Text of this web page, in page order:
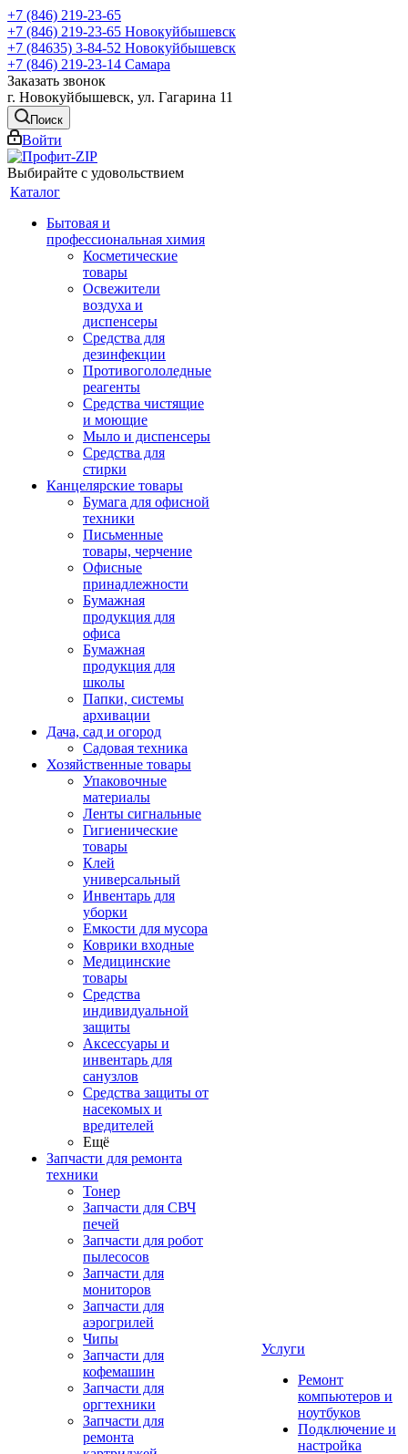
+7 (846) 219-23-65
+7 (846) 219-23-65 Новокуйбышевск
+7 (84635) 3-84-52 Новокуйбышевск
+7 (846) 219-23-14 Самара
Заказать звонок
г. Новокуйбышевск, ул. Гагарина 11
Поиск
Войти
Выбирайте с удовольствием
Каталог
Бытовая и
профессиональная химия
Косметические
товары
Освежители
воздуха и
диспенсеры
Средства для
дезинфекции
Противогололедные
реагенты
Средства чистящие
и моющие
Мыло и диспенсеры
Средства для
стирки
Канцелярские товары
Бумага для офисной
техники
Письменные
товары, черчение
Офисные
принадлежности
Бумажная
продукция для
офиса
Бумажная
продукция для
школы
Папки, системы
архивации
Дача, сад и огород
Садовая техника
Хозяйственные товары
Упаковочные
материалы
Ленты сигнальные
Гигиенические
товары
Клей
универсальный
Инвентарь для
уборки
Емкости для мусора
Коврики входные
Медицинские
товары
Средства
индивидуальной
защиты
Аксессуары и
инвентарь для
санузлов
Средства защиты от
насекомых и
вредителей
Ещё
Запчасти для ремонта
техники
Тонер
Запчасти для СВЧ
печей
Запчасти для робот
пылесосов
Запчасти для
мониторов
Запчасти для
аэрогрилей
Чипы
Запчасти для
кофемашин
Запчасти для
оргтехники
Запчасти для
ремонта
Услуги
Ремонт
компьютеров и
ноутбуков
Подключение и
настройка